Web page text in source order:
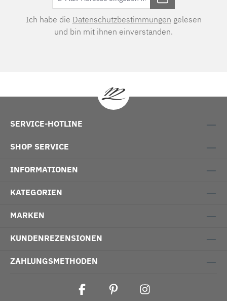
Ich habe die Datenschutzbestimmungen gelesen
und bin mit ihnen einverstanden.
SERVICE-HOTLINE
SHOP SERVICE
INFORMATIONEN
KATEGORIEN
MARKEN
KUNDENREZENSIONEN
ZAHLUNGSMETHODEN